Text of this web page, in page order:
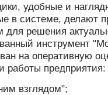
удобные и
в системе, делают
решения
инструмент
на оперативную
работы предприятия:
взглядом";